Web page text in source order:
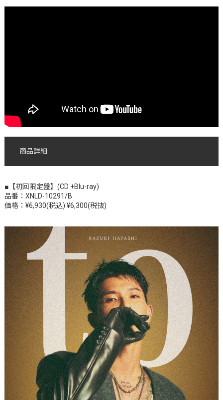
商品詳細
■【初回限定盤】(CD +Blu-ray)
品番：XNLD-10291/B
価格：¥6,930(税込) ¥6,300(税抜)